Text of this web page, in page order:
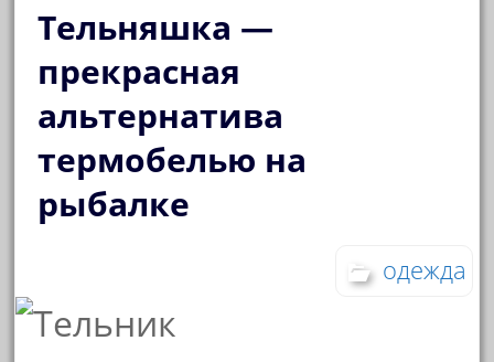
Тельняшка —
прекрасная
альтернатива
термобелью на
рыбалке
одежда